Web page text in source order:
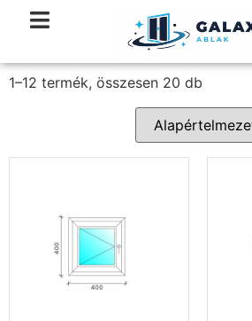
1–12 termék, összesen 20 db